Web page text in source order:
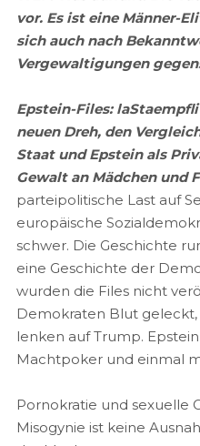
vor. Es ist eine Männer-
sich auch nach
Vergewaltigungen
Epstein-Files:
neuen Dreh, den
Staat und Epstein als
Gewalt an Mädchen und
parteipolitische Last auf
europäische
schwer. Die Geschichte
eine Geschichte der
wurden die Files nicht
Demokraten Blut
lenken auf Trump.
Machtpoker und einmal
Pornokratie und sexuelle
Misogynie ist keine